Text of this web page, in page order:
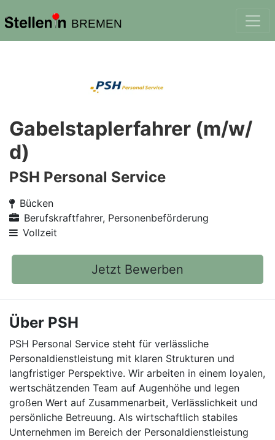
BREMEN
Gabelstaplerfahrer (m/w/
d)
PSH Personal Service
Bücken
Berufskraftfahrer, Personenbeförderung
Vollzeit
Jetzt Bewerben
Über PSH
PSH Personal Service steht für verlässliche
Personaldienstleistung mit klaren Strukturen und
langfristiger Perspektive. Wir arbeiten in einem loyalen,
wertschätzenden Team auf Augenhöhe und legen
großen Wert auf Zusammenarbeit, Verlässlichkeit und
persönliche Betreuung. Als wirtschaftlich stabiles
Unternehmen im Bereich der Personaldienstleistung